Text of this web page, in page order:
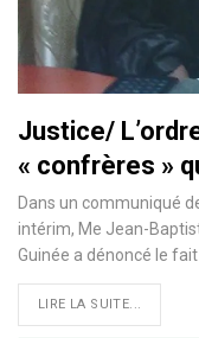
Justice/
« confrères »
Dans un communiqué
intérim, Me Jean-
Guinée a dénoncé le
LIRE LA SUITE...